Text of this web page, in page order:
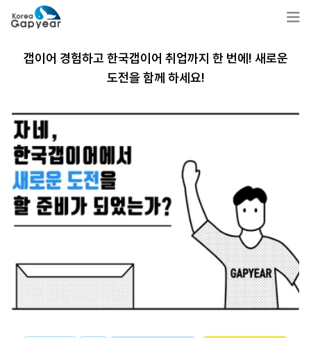
갭이어 경험하고 한국갭이어 취업까지 한 번에! 새로운
도전을 함께 하세요!